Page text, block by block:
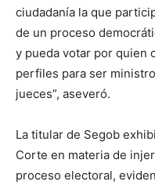
ciudadanía la que
de un proceso
y pueda votar por quien
perfiles para ser
jueces”, aseveró.
La titular de Segob
Corte en materia de
proceso electoral,